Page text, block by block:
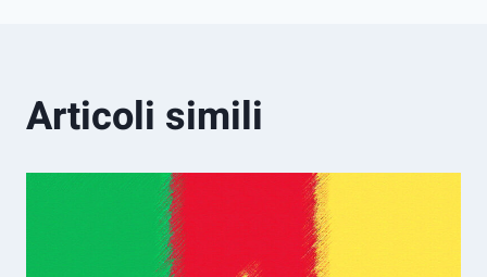
Articoli simili